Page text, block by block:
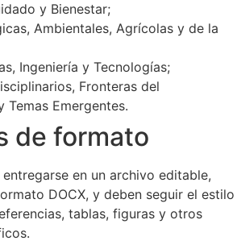
y Bienestar;
Ambientales, Agrícolas y de la
Ingeniería y Tecnologías;
Fronteras del
Temas Emergentes.
de formato
en un archivo editable,
DOCX, y deben seguir el estilo
tablas, figuras y otros